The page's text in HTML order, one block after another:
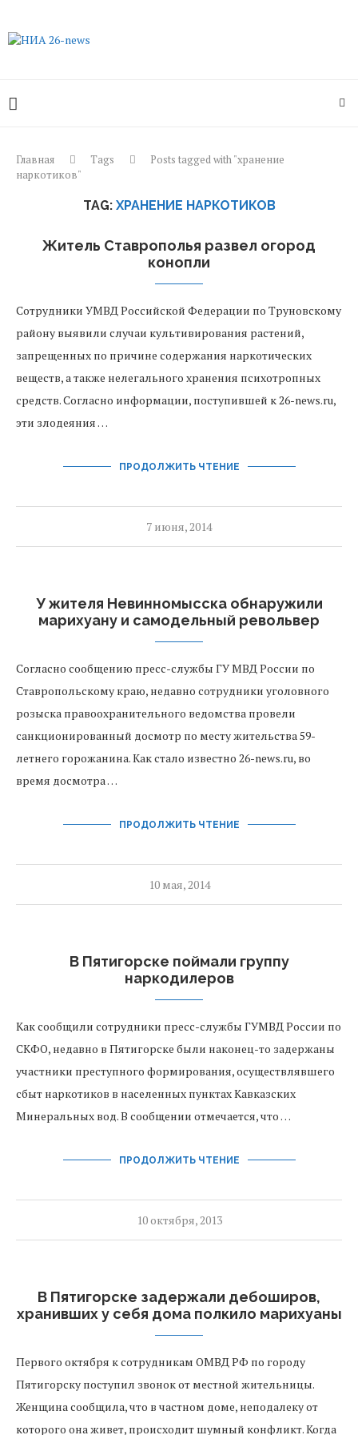
Главная Tags
Posts tagged with "хранение
наркотиков"
TAG: ХРАНЕНИЕ НАРКОТИКОВ
Житель Ставрополья развел огород
конопли
Сотрудники УМВД Российской Федерации по Труновскому
району выявили случаи культивирования растений,
запрещенных по причине содержания наркотических
веществ, а также нелегального хранения психотропных
средств. Согласно информации, поступившей к 26-news.ru,
эти злодеяния …
ПРОДОЛЖИТЬ ЧТЕНИЕ
7 июня, 2014
У жителя Невинномысска обнаружили
марихуану и самодельный револьвер
Согласно сообщению пресс-службы ГУ МВД России по
Ставропольскому краю, недавно сотрудники уголовного
розыска правоохранительного ведомства провели
санкционированный досмотр по месту жительства 59-
летнего горожанина. Как стало известно 26-news.ru, во
время досмотра …
ПРОДОЛЖИТЬ ЧТЕНИЕ
10 мая, 2014
В Пятигорске поймали группу
наркодилеров
Как сообщили сотрудники пресс-службы ГУМВД России по
СКФО, недавно в Пятигорске были наконец-то задержаны
участники преступного формирования, осуществлявшего
сбыт наркотиков в населенных пунктах Кавказских
Минеральных вод. В сообщении отмечается, что …
ПРОДОЛЖИТЬ ЧТЕНИЕ
10 октября, 2013
В Пятигорске задержали дебоширов,
хранивших у себя дома полкило марихуаны
Первого октября к сотрудникам ОМВД РФ по городу
Пятигорску поступил звонок от местной жительницы.
Женщина сообщила, что в частном доме, неподалеку от
которого она живет, происходит шумный конфликт. Когда